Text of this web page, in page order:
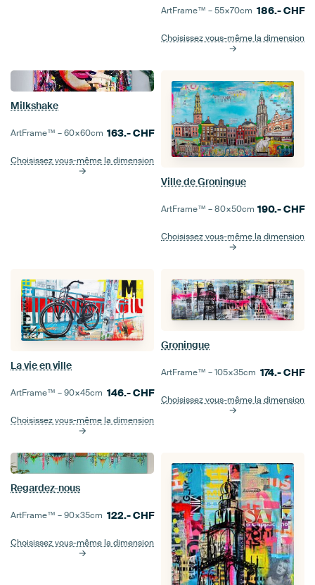
ArtFrame™ –55×70cm 186.-CHF
Choisissez vous-même la dimension
Milkshake
ArtFrame™ –60×60cm 163.-CHF
Choisissez vous-même la dimension
Ville de Groningue
ArtFrame™ –80×50cm 190.-CHF
Choisissez vous-même la dimension
La vie en ville
ArtFrame™ –90×45cm 146.-CHF
Choisissez vous-même la dimension
Groningue
ArtFrame™ –105×35cm 174.-CHF
Choisissez vous-même la dimension
Regardez-nous
ArtFrame™ –90×35cm 122.-CHF
Choisissez vous-même la dimension